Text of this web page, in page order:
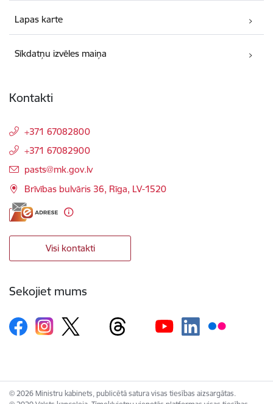
Lapas karte
Sīkdatņu izvēles maiņa
Kontakti
+371 67082800
+371 67082900
E-pasts:
pasts@mk.gov.lv
Brīvības bulvāris 36, Rīga, LV-1520
Visi kontakti
Sekojiet mums
© 2026 Ministru kabinets, publicētā satura visas tiesības aizsargātas.